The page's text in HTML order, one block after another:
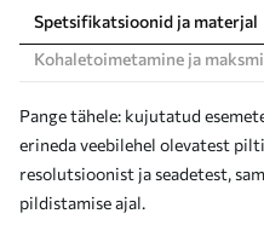
Spetsifikatsioonid ja materjal
Kohaletoimetamine ja
Pange tähele: kujutatud
erineda veebilehel olevatest
resolutsioonist ja seadetest,
pildistamise ajal.